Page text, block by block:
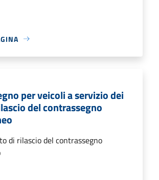
per veicoli a servizio dei
del contrassegno
di rilascio del contrassegno